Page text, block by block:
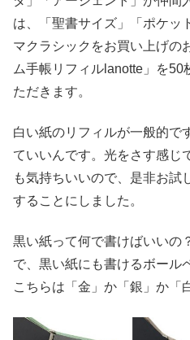
は、「聖書サイズ」「ポケッ
マクラシックをお買い上げの
ム手帳リフィルlanotte」を50
ただきます。
白い紙のリフィルが一般的で
ていいんです。光をさす感じ
も気持ちいいので、是非お試
することにしました。
黒い紙って何で書けばいいの
で、黒い紙にも書けるボール
こちらは「金」か「銀」か「